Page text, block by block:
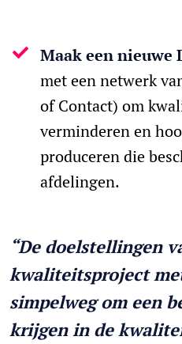
Maak een nieuwe
met een netwerk
of Contact) om
verminderen en
produceren die
afdelingen.
“De doelstellingen
kwaliteitsproject
simpelweg om een
krijgen in de